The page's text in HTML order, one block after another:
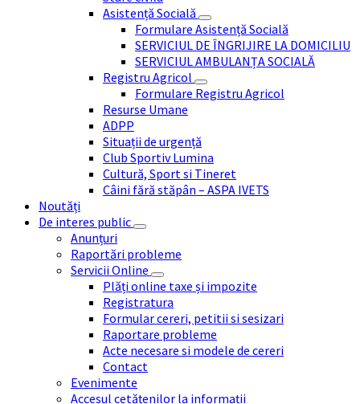
Asistență Socială
Formulare Asistență Socială
SERVICIUL DE ÎNGRIJIRE LA DOMICILIU
SERVICIUL AMBULANȚA SOCIALĂ
Registru Agricol
Formulare Registru Agricol
Resurse Umane
ADPP
Situații de urgență
Club Sportiv Lumina
Cultură, Sport si Tineret
Câini fără stăpân – ASPA IVETS
Noutăți
De interes public
Anunțuri
Raportări probleme
Servicii Online
Plăți online taxe și impozite
Registratura
Formular cereri, petitii si sesizari
Raportare probleme
Acte necesare si modele de cereri
Contact
Evenimente
Accesul cetățenilor la informații